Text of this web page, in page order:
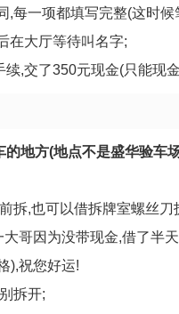
,每一项都填写完整(这时候
在大厅等待叫名字;
,交了350元现金(只能现
地方(地点不是盛华验车
拆,也可以借拆牌室螺丝刀
哥因为没带现金,借了半
),祝您好运!
拆开;